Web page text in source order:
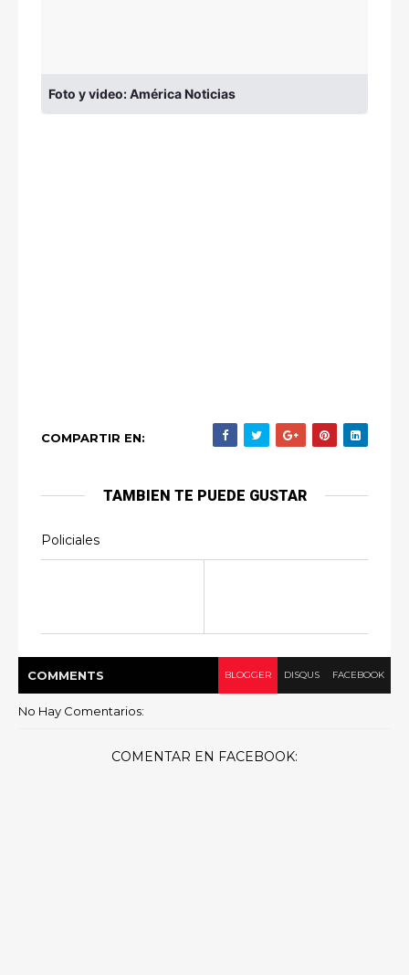
Foto y video: América Noticias
COMPARTIR EN:
TAMBIEN TE PUEDE GUSTAR
Policiales
COMMENTS BLOGGER DISQUS FACEBOOK
No Hay Comentarios:
COMENTAR EN FACEBOOK: